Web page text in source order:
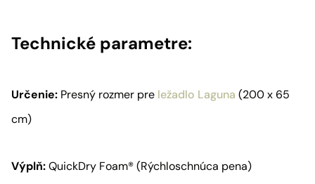
Technické parametre:
Určenie: Presný rozmer pre ležadlo Laguna (200 x 65
cm)
Výplň:QuickDry Foam® (Rýchloschnúca pena)